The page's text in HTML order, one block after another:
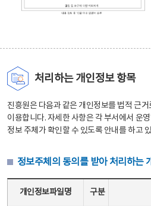
처리하는 개인정보 항목
진흥원은 다음과 같은 개인정보를 법적 근
이용합니다. 자세한 사항은 각 부서에서 운
정보 주체가 확인할 수 있도록 안내를 하고
정보주체의 동의를 받아 처리하는
개인정보파일명 구분